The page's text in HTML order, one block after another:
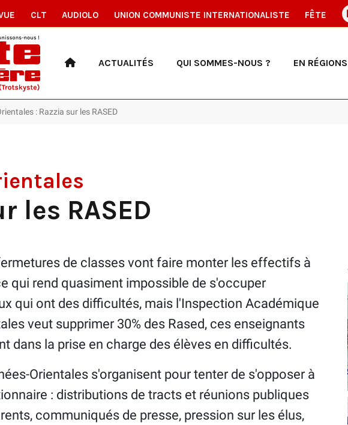
CLT AUDIOLO UNION COMMUNISTE INTERNATIONALISTE FÊTE
ACTUALITÉS QUI SOMMES-NOUS ? EN RÉGIONS
: Razzia sur les RASED
les RASED
de classes vont faire monter les effectifs à
qui rend quasiment impossible de s'occuper
qui ont des difficultés, mais l'Inspection Académique
veut supprimer 30% des Rased, ces enseignants
dans la prise en charge des élèves en difficultés.
Orientales s'organisent pour tenter de s'opposer à
: distributions de tracts et réunions publiques
communiqués de presse, pression sur les élus,